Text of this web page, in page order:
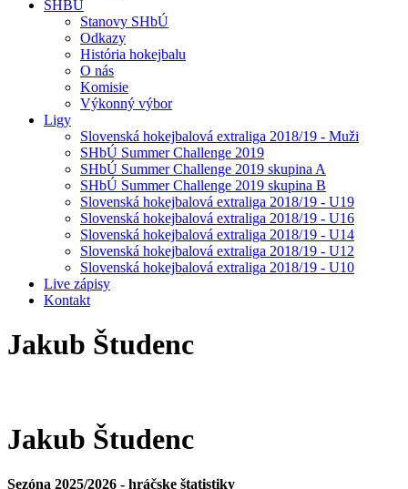
SHBÚ
Stanovy SHbÚ
Odkazy
História hokejbalu
O nás
Komisie
Výkonný výbor
Ligy
Slovenská hokejbalová extraliga 2018/19 - Muži
SHbÚ Summer Challenge 2019
SHbÚ Summer Challenge 2019 skupina A
SHbÚ Summer Challenge 2019 skupina B
Slovenská hokejbalová extraliga 2018/19 - U19
Slovenská hokejbalová extraliga 2018/19 - U16
Slovenská hokejbalová extraliga 2018/19 - U14
Slovenská hokejbalová extraliga 2018/19 - U12
Slovenská hokejbalová extraliga 2018/19 - U10
Live zápisy
Kontakt
Jakub Študenc
Jakub Študenc
Sezóna 2025/2026 - hráčske štatistiky